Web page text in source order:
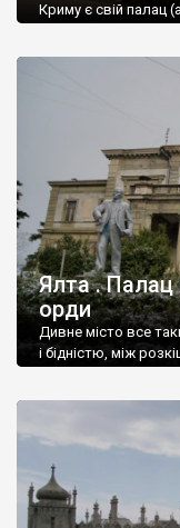
Криму є свій палац
Ялта . Палац
орди
Дивне місто все
і бідністю, між